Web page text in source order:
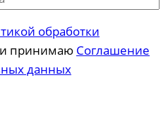
обработки
и принимаю Соглашение
данных